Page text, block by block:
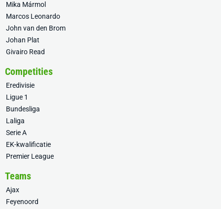
Mika Mármol
Marcos Leonardo
John van den Brom
Johan Plat
Givairo Read
Competities
Eredivisie
Ligue 1
Bundesliga
Laliga
Serie A
EK-kwalificatie
Premier League
Teams
Ajax
Feyenoord